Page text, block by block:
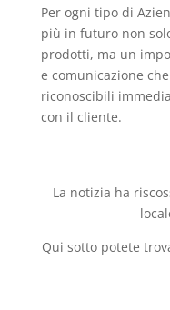
Per ogni tipo di
più in futuro non
prodotti, ma un
e comunicazione
riconoscibili
con il cliente.
La notizia ha
Qui sotto potete